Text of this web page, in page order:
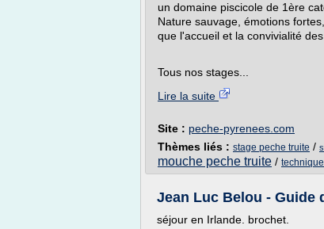
un domaine piscicole de 1ère
Nature sauvage, émotions
que l'accueil et la convivialité
Tous nos stages...
Lire la suite
Site : peche-pyrenees.com
Thèmes liés : stage peche truite /
mouche peche truite /
Jean Luc Belou - Guide
séjour en Irlande. brochet.